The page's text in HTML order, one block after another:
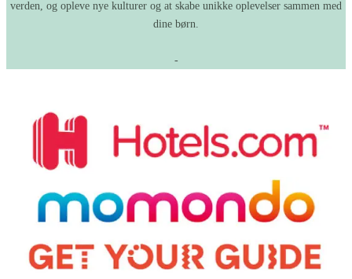
verden, og opleve nye kulturer og at skabe unikke oplevelser sammen med
dine børn.
-